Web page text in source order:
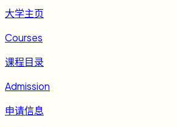
大学主页
Courses
课程目录
Admission
申请信息